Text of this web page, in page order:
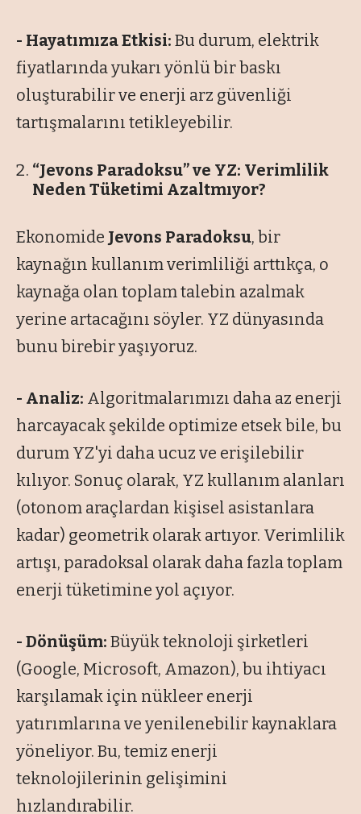
- Hayatımıza Etkisi: Bu durum, elektrik
fiyatlarında yukarı yönlü bir baskı
oluşturabilir ve enerji arz güvenliği
tartışmalarını tetikleyebilir.
“Jevons Paradoksu” ve YZ: Verimlilik
Neden Tüketimi Azaltmıyor?
Ekonomide Jevons Paradoksu, bir
kaynağın kullanım verimliliği arttıkça, o
kaynağa olan toplam talebin azalmak
yerine artacağını söyler. YZ dünyasında
bunu birebir yaşıyoruz.
- Analiz: Algoritmalarımızı daha az enerji
harcayacak şekilde optimize etsek bile, bu
durum YZ'yi daha ucuz ve erişilebilir
kılıyor. Sonuç olarak, YZ kullanım alanları
(otonom araçlardan kişisel asistanlara
kadar) geometrik olarak artıyor. Verimlilik
artışı, paradoksal olarak daha fazla toplam
enerji tüketimine yol açıyor.
- Dönüşüm: Büyük teknoloji şirketleri
(Google, Microsoft, Amazon), bu ihtiyacı
karşılamak için nükleer enerji
yatırımlarına ve yenilenebilir kaynaklara
yöneliyor. Bu, temiz enerji
teknolojilerinin gelişimini
hızlandırabilir.